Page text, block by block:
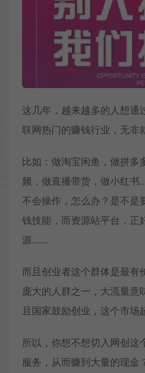
这几年，越来越多的人想通
联网热门的赚钱行业，无非
比如：做淘宝闲鱼，做拼多
频，做直播带货，做小红
不会操作，怎么办？是不是
钱技能，而资源站平台，正
源……
而且创业者这个群体是最有
庞大的人群之一，大流量意
且国家鼓励创业，这个市场
所以，你想不想切入网创这
服务，从而赚到大量的现金